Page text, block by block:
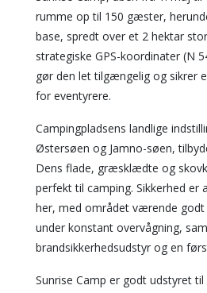
rumme op til 150 gæster,
base, spredt over et 2 hektar
strategiske GPS-koordinater (N
gør den let tilgængelig og sikrer
for eventyrere.
Campingpladsens landlige
Østersøen og Jamno-søen,
Dens flade, græsklædte og
perfekt til camping. Sikkerhed er
her, med området værende
under konstant overvågning,
brandsikkerhedsudstyr og en
Sunrise Camp er godt udstyret